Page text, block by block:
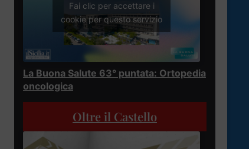
Fai clic per accettare i
cookie per questo servizio
La Buona Salute 63° puntata: Ortopedia
oncologica
Oltre il Castello